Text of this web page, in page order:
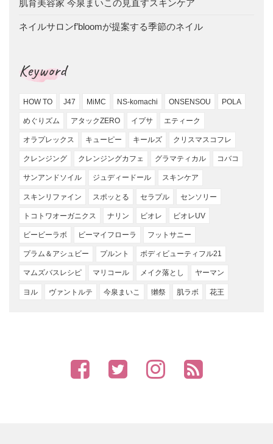
肌育美容家 今泉まいこの見直すスキンケア
ネイルサロンf’bloomが提案する季節のネイル
Keyword
HOW TO J47 MiMC NS-komachi ONSENSOU POLA
めぐりズム アタックZERO イプサ エティーク
オラプレックス キューピー キールズ クリスマスコフレ
クレンジング クレンジングカフェ グラマティカル コバコ
サンアンドソイル ジュディードール スキンケア
スキンリファイン スポッとる セラプル センソリー
トコトワオーガニクス ナリン ビオレ ビオレUV
ビービーラボ ビーマイフローラ フットサニー
プラム＆アシュビー プルント ボディビューティフル21
マムズバスレシピ マリコール メイク落とし ヤーマン
ヨル ヴァントルテ 今泉まいこ 獺祭 肌ラボ 花王